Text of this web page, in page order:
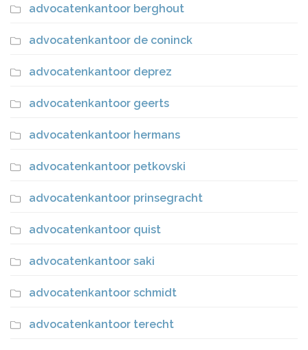
advocatenkantoor berghout
advocatenkantoor de coninck
advocatenkantoor deprez
advocatenkantoor geerts
advocatenkantoor hermans
advocatenkantoor petkovski
advocatenkantoor prinsegracht
advocatenkantoor quist
advocatenkantoor saki
advocatenkantoor schmidt
advocatenkantoor terecht